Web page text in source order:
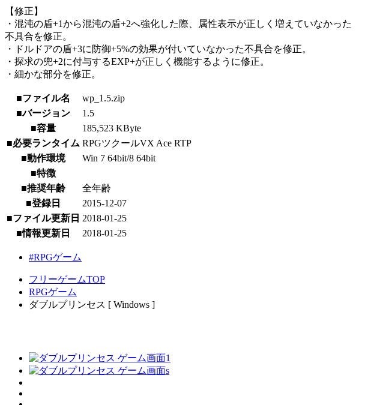
【修正】
・混沌の盾+1から混沌の盾+2へ強化した際、属性表示が正しく増えていなかった
不具合を修正。
・ドルドアの盾+3に防御+5%の効果が付いていなかった不具合を修正。
・探求の兜+2に付与するEXP+が正しく機能するように修正。
・細かな部分を修正。
■ファイル名
wp_1.5.zip
■バージョン
1.5
■容量
185,523 KByte
■必要ランタイム RPGツクールVX Ace RTP
■動作環境
Win 7 64bit/8 64bit
■特徴
■推奨年齢
全年齢
■登録日
2015-12-07
■ファイル更新日 2018-01-25
■情報更新日
2018-01-25
#RPGゲーム
フリーゲームTOP
RPGゲーム
ダブルプリンセス [ Windows ]